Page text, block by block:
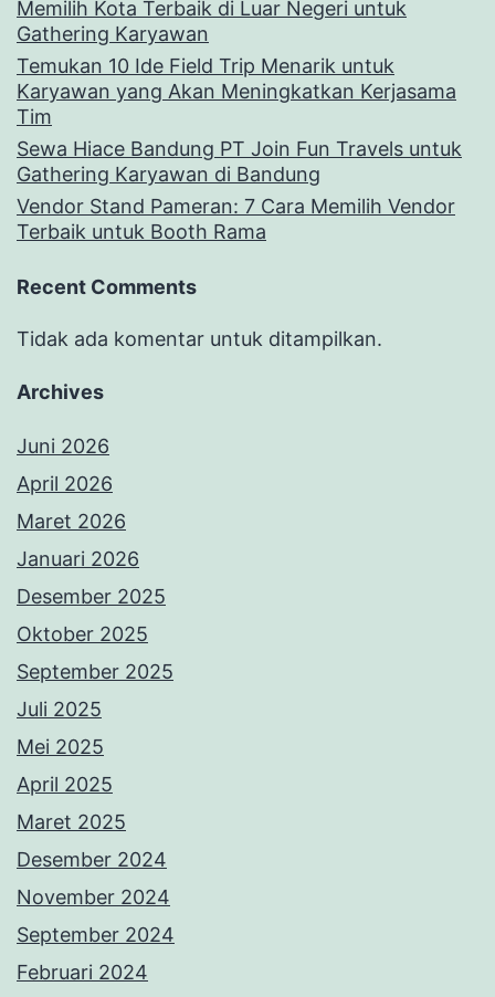
Memilih Kota Terbaik di Luar Negeri untuk
Gathering Karyawan
Temukan 10 Ide Field Trip Menarik untuk
Karyawan yang Akan Meningkatkan Kerjasama
Tim
Sewa Hiace Bandung PT Join Fun Travels untuk
Gathering Karyawan di Bandung
Vendor Stand Pameran: 7 Cara Memilih Vendor
Terbaik untuk Booth Rama
Recent Comments
Tidak ada komentar untuk ditampilkan.
Archives
Juni 2026
April 2026
Maret 2026
Januari 2026
Desember 2025
Oktober 2025
September 2025
Juli 2025
Mei 2025
April 2025
Maret 2025
Desember 2024
November 2024
September 2024
Februari 2024